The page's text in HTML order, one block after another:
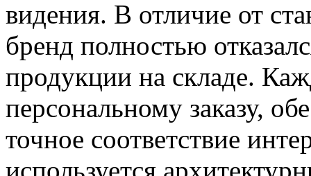
видения. В отличие от
бренд полностью
продукции на складе.
персональному заказу,
точное соответствие